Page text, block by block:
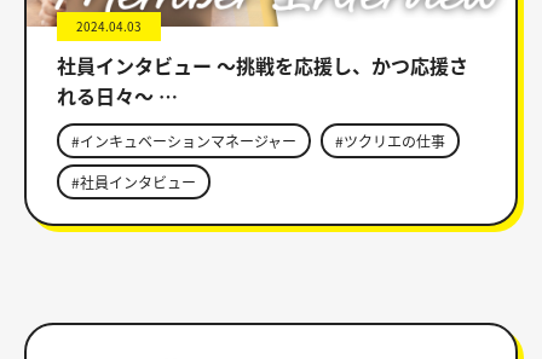
2024.04.03
社員インタビュー ～挑戦を応援し、かつ応援さ
れる日々～ …
#インキュベーションマネージャー
#ツクリエの仕事
#社員インタビュー